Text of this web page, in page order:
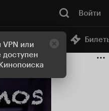
или
доступен
Войти
кинотеатр